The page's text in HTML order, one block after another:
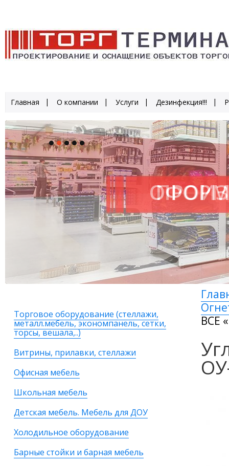
Главная О компании Услуги Дезинфекция!!!
Торговое оборудование (стеллажи,
металл.мебель, экономпанель, сетки,
торсы, вешала,..)
Витрины, прилавки, стеллажи
Офисная мебель
Школьная мебель
Детская мебель. Мебель для ДОУ
Холодильное оборудование
Барные стойки и барная мебель
ВСЕ